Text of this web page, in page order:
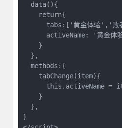
  data(){
    return{
tabs:['黄金体验','败
activeName: '黄金体
    }
  },
  methods:{
    tabChange(item){
this.activeName =
    }
  },
}